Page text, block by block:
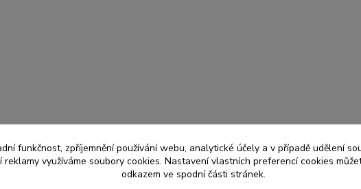
funkčnost, zpříjemnění používání webu, analytické účely a v případě udělení
reklamy využíváme soubory cookies. Nastavení vlastních preferencí cookies
odkazem ve spodní části stránek.